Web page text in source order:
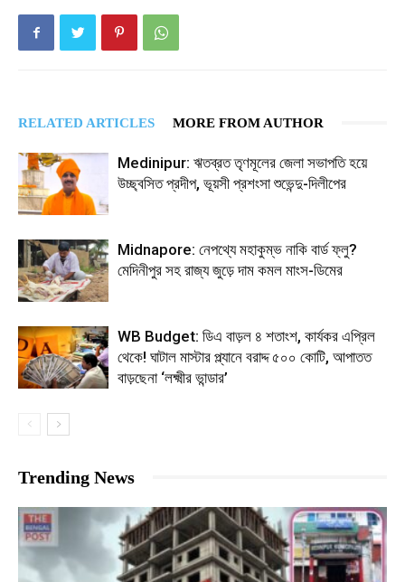
RELATED ARTICLES MORE FROM AUTHOR
Medinipur: ঋতব্রত তৃণমূলের জেলা সভাপতি হয়ে
উচ্ছ্বসিত প্রদীপ, ভূয়সী প্রশংসা শুভেন্দু-দিলীপের
Midnapore: নেপথ্যে মহাকুম্ভ নাকি বার্ড ফ্লু?
মেদিনীপুর সহ রাজ্য জুড়ে দাম কমল মাংস-ডিমের
WB Budget: ডিএ বাড়ল ৪ শতাংশ, কার্যকর এপ্রিল
থেকে! ঘাটাল মাস্টার প্ল্যানে বরাদ্দ ৫০০ কোটি, আপাতত
বাড়ছেনা ‘লক্ষ্মীর ভান্ডার’
Trending News